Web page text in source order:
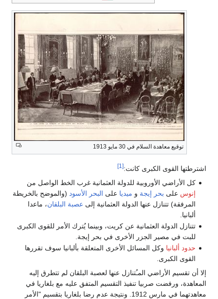
توقيع معاهدة السلام في 30 مايو 1913
اشترطتها القوى الكبرى كانت:[1]
كل الأراضي الأوروبية للدولة العثمانية غرب الخط الواصل من
إنوس على بحر إيجة و ميديا على البحر الأسود (والموضح بالخريطة
المرفقة) تتنازل عنها الدولة العثمانية إلى عصبة البلقان، ماعدا
ألبانيا.
تتنازل الدولة العثمانية عن كريت، وبينما يُترك الأمر للقوى الكبرى
للبت في مصير الجزر الأخرى في بحر إيجة.
حدود ألبانيا وكل المسائل الأخرى المتعلقة بألبانيا سوف تقررها
القوى الكبرى.
إلا أن تقسيم الأراضي المـُتنازل عنها لعصبة البلقان لم تتطرق إليه
المعاهدة، ورفضت صربيا تنفيذ التقسيم المتفق عليه مع بلغاريا في
معاهدتهما في مارس 1912. ونتيجة عدم رضا بلغاريا بتقسيم "الأمر